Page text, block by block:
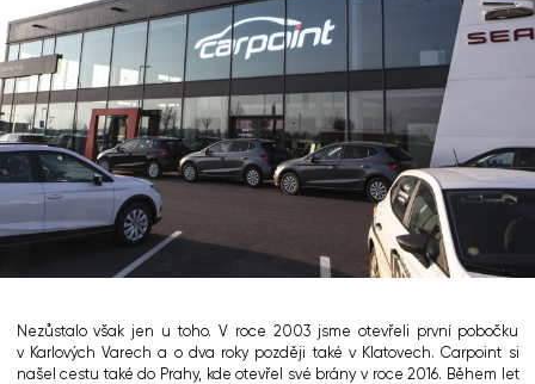
Nezůstalo však jen u toho. V roce 2003 jsme otevřeli první pobočku
v Karlových Varech a o dva roky později také v Klatovech. Carpoint si
našel cestu také do Prahy, kde otevřel své brány v roce 2016. Během let